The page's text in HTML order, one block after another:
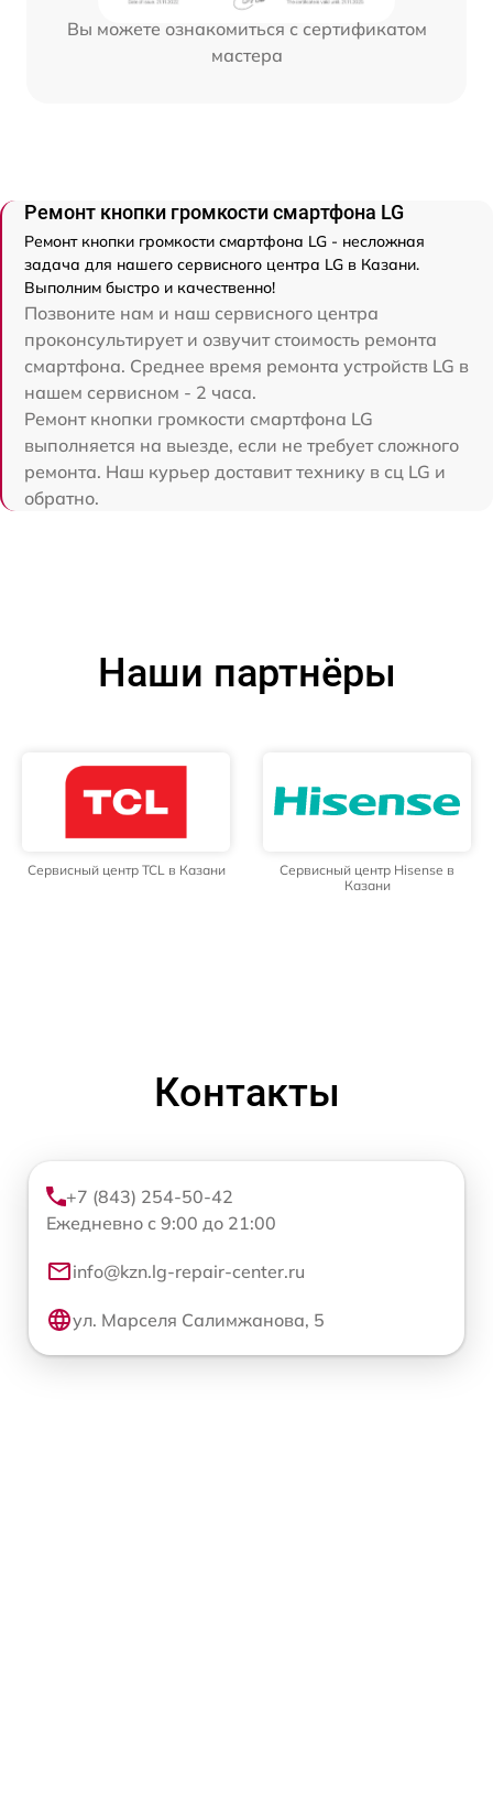
Вы можете ознакомиться с сертификатом
мастера
Ремонт кнопки громкости смартфона LG
Ремонт кнопки громкости смартфона LG - несложная
задача для нашего сервисного центра LG в Казани.
Выполним быстро и качественно!
Позвоните нам и наш сервисного центра
проконсультирует и озвучит стоимость ремонта
смартфона. Среднее время ремонта устройств LG в
нашем сервисном - 2 часа.
Ремонт кнопки громкости смартфона LG
выполняется на выезде, если не требует сложного
ремонта. Наш курьер доставит технику в сц LG и
обратно.
Наши партнёры
Сервисный центр TCL в Казани
Сервисный центр Hisense в
Казани
Контакты
+7 (843) 254-50-42
Ежедневно с 9:00 до 21:00
info@kzn.lg-repair-center.ru
ул. Марселя Салимжанова, 5